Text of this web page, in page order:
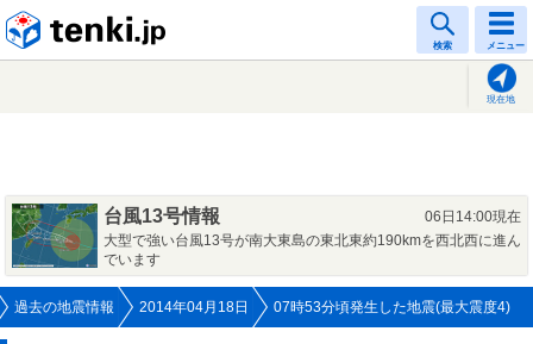
検索 メニュー
現在地
台風13号情報
06日14:00現在
大型で強い台風13号が南大東島の東北東約190kmを西北西に進ん
でいます
過去の地震情報 2014年04月18日 07時53分頃発生した地震(最大震度4)